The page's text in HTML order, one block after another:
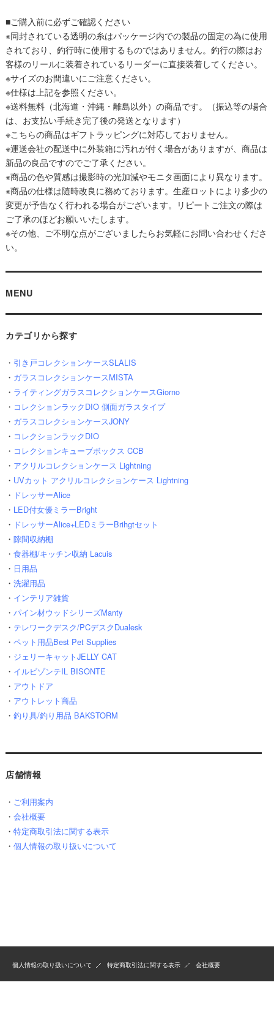
■ご購入前に必ずご確認ください
※同封されている透明の糸はパッケージ内での製品の固定の為に使用
されており、釣行時に使用するものではありません。釣行の際はお
客様のリールに装着されているリーダーに直接装着してください。
※サイズのお間違いにご注意ください。
※仕様は上記を参照ください。
※送料無料（北海道・沖縄・離島以外）の商品です。（振込等の場合
は、お支払い手続き完了後の発送となります）
※こちらの商品はギフトラッピングに対応しておりません。
※運送会社の配送中に外装箱に汚れが付く場合がありますが、商品は
新品の良品ですのでご了承ください。
※商品の色や質感は撮影時の光加減やモニタ画面により異なります。
※商品の仕様は随時改良に務めております。生産ロットにより多少の
変更が予告なく行われる場合がございます。リピートご注文の際は
ご了承のほどお願いいたします。
※その他、ご不明な点がございましたらお気軽にお問い合わせくださ
い。
MENU
カテゴリから探す
・ 引き戸コレクションケースSLALIS
・ ガラスコレクションケースMISTA
・ ライティングガラスコレクションケースGiorno
・ コレクションラックDIO 側面ガラスタイプ
・ ガラスコレクションケースJONY
・ コレクションラックDIO
・ コレクションキューブボックス CCB
・ アクリルコレクションケース Lightning
・ UVカット アクリルコレクションケース Lightning
・ ドレッサーAlice
・ LED付女優ミラーBright
・ ドレッサーAlice+LEDミラーBrihgtセット
・ 隙間収納棚
・ 食器棚/キッチン収納 Lacuis
・ 日用品
・ 洗濯用品
・ インテリア雑貨
・ パイン材ウッドシリーズManty
・ テレワークデスク/PCデスクDualesk
・ ペット用品Best Pet Supplies
・ ジェリーキャットJELLY CAT
・ イルビゾンテIL BISONTE
・ アウトドア
・ アウトレット商品
・ 釣り具/釣り用品 BAKSTORM
店舗情報
・ ご利用案内
・ 会社概要
・ 特定商取引法に関する表示
・ 個人情報の取り扱いについて
個人情報の取り扱いについて 特定商取引法に関する表示 会社概要